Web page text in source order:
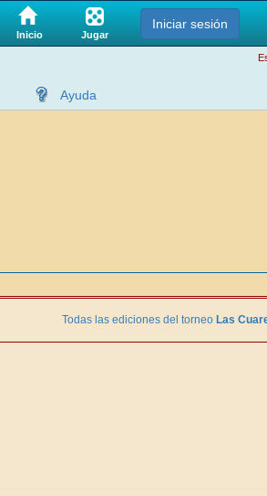
Inicio Jugar
Iniciar sesión
Ayuda
Todas las ediciones del torneo Las